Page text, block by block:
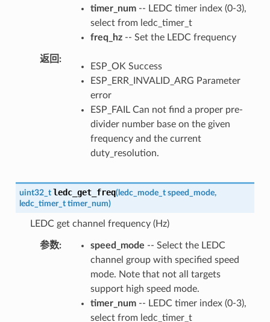
timer_num-- LEDC timer index (0-3),
select from ledc_timer_t
freq_hz-- Set the LEDC frequency
返回
ESP_OK Success
ESP_ERR_INVALID_ARG Parameter
error
ESP_FAIL Can not find a proper pre-
divider number base on the given
frequency and the current
duty_resolution.
uint32_t ledc_get_freq(ledc_mode_t speed_mode,
ledc_timer_t timer_num)
LEDC get channel frequency (Hz)
参数 speed_mode -- Select the LEDC
channel group with specified speed
mode. Note that not all targets
support high speed mode.
timer_num-- LEDC timer index (0-3),
select from ledc_timer_t